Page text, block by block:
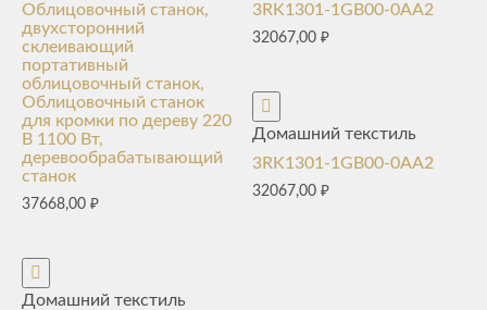
Облицовочный станок,
двухсторонний
склеивающий
портативный
облицовочный станок,
Облицовочный станок
для кромки по дереву 220
В 1100 Вт,
деревообрабатывающий
станок
37668,00 ₽
Домашний текстиль
3RK1301-1GB00-0AA2
32067,00₽
Домашний текстиль
3RK1301-1GB00-0AA2
32067,00₽